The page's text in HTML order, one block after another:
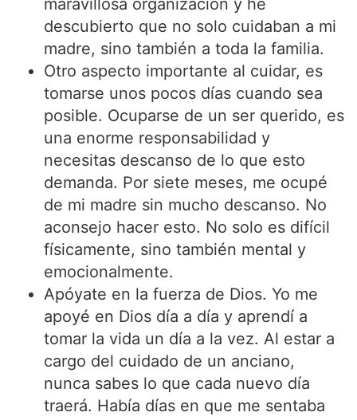
maravillosa organización y he
descubierto que no solo cuidaban a mi
madre, sino también a toda la familia.
Otro aspecto importante al cuidar, es
tomarse unos pocos días cuando sea
posible. Ocuparse de un ser querido, es
una enorme responsabilidad y
necesitas descanso de lo que esto
demanda. Por siete meses, me ocupé
de mi madre sin mucho descanso. No
aconsejo hacer esto. No solo es difícil
físicamente, sino también mental y
emocionalmente.
Apóyate en la fuerza de Dios. Yo me
apoyé en Dios día a día y aprendí a
tomar la vida un día a la vez. Al estar a
cargo del cuidado de un anciano,
nunca sabes lo que cada nuevo día
traerá. Había días en que me sentaba